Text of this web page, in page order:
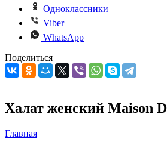
Одноклассники
Viber
WhatsApp
Поделиться
Халат женский Maison
Главная